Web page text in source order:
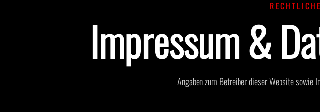
Impressum &
Angaben zum Betreiber dieser Website sowie